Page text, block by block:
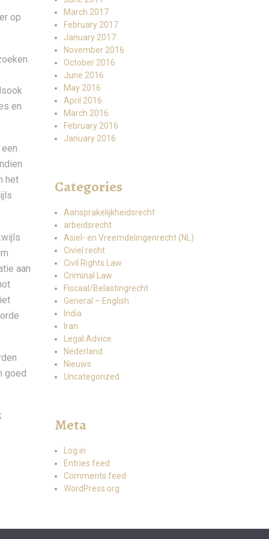
op
en
het
aan
goed
March 2017
February 2017
January 2017
November 2016
October 2016
June 2016
May 2016
April 2016
March 2016
February 2016
January 2016
Categories
Aansprakelijkheidsrecht
arbeidsrecht
Asiel- en Vreemdelingenrecht (NL)
Civiel recht
Civil Rights Law
Criminal Law
Fiscaal/Belastingrecht
General – English
India
Iran
Legal Advice
Nederland
Nieuws
Uncategorized
Meta
Log in
Entries feed
Comments feed
WordPress.org